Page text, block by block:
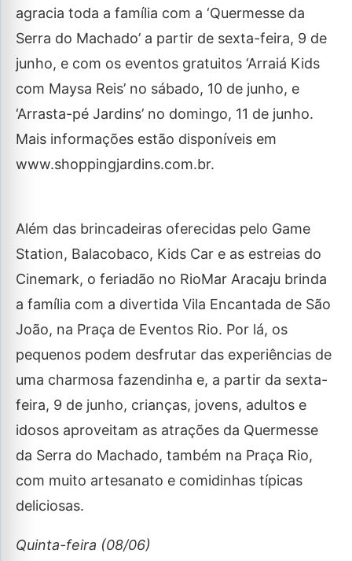
agracia toda a família com a ‘Quermesse da
Serra do Machado’ a partir de sexta-feira, 9 de
junho, e com os eventos gratuitos ‘Arraiá Kids
com Maysa Reis’ no sábado, 10 de junho, e
‘Arrasta-pé Jardins’ no domingo, 11 de junho.
Mais informações estão disponíveis em
www.shoppingjardins.com.br.
Além das brincadeiras oferecidas pelo Game
Station, Balacobaco, Kids Car e as estreias do
Cinemark, o feriadão no RioMar Aracaju brinda
a família com a divertida Vila Encantada de São
João, na Praça de Eventos Rio. Por lá, os
pequenos podem desfrutar das experiências de
uma charmosa fazendinha e, a partir da sexta-
feira, 9 de junho, crianças, jovens, adultos e
idosos aproveitam as atrações da Quermesse
da Serra do Machado, também na Praça Rio,
com muito artesanato e comidinhas típicas
deliciosas.
Quinta-feira (08/06)